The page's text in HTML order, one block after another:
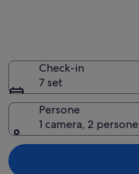
Check-in
7 set
Persone
1 camera, 2 persone